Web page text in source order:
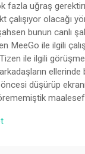
fazla uğraş
çalışıyor olacağı
bunun canlı
MeeGo ile ilgili
ile ilgili görüşme
ellerinde
düşürüp
“Tizen’de